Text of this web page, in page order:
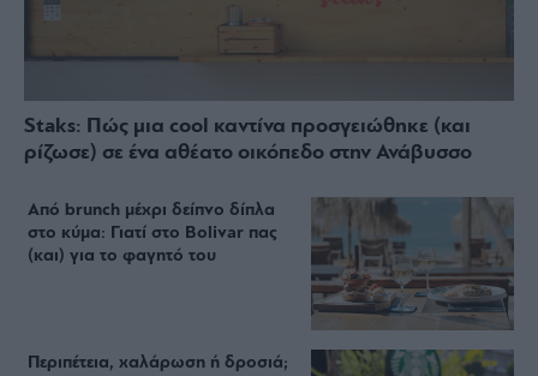
Staks: Πώς μια cool καντίνα προσγειώθηκε (και
ρίζωσε) σε ένα αθέατο οικόπεδο στην Ανάβυσσο
Από brunch μέχρι δείπνο δίπλα
στο κύμα: Γιατί στο Bolivar πας
(και) για το φαγητό του
Περιπέτεια, χαλάρωση ή δροσιά;